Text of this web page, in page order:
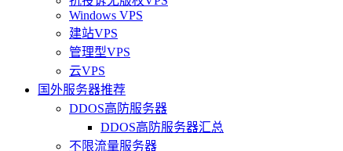
Windows VPS
建站VPS
管理型VPS
云VPS
国外服务器推荐
DDOS高防服务器
DDOS高防服务器汇总
不限流量服务器